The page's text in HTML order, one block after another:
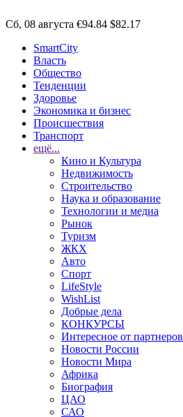
Сб, 08 августа €94.84 $82.17
SmartCity
Власть
Общество
Тенденции
Здоровье
Экономика и бизнес
Происшествия
Транспорт
ещё...
Кино и Культура
Недвижимость
Строительство
Наука и образование
Технологии и медиа
Рынок
Туризм
ЖКХ
Авто
Спорт
LifeStyle
WishList
Добрые дела
КОНКУРСЫ
Интересное от партнеров
Новости России
Новости Мира
Африка
Биография
ЦАО
САО